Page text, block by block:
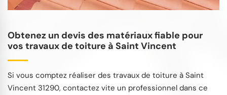
Obtenez un devis des matériaux fiable pour
vos travaux de toiture à Saint Vincent
Si vous comptez réaliser des travaux de toiture à Saint
Vincent 31290, contactez vite un professionnel dans ce